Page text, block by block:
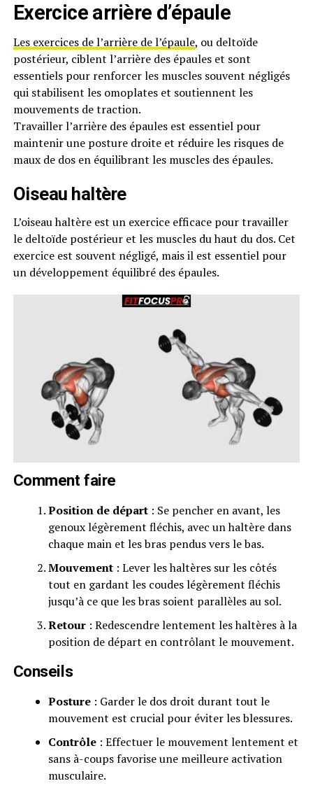
Exercice arrière d’épaule
Les exercices de l’arrière de l’épaule, ou deltoïde
postérieur, ciblent l’arrière des épaules et sont
essentiels pour renforcer les muscles souvent négligés
qui stabilisent les omoplates et soutiennent les
mouvements de traction.
Travailler l’arrière des épaules est essentiel pour
maintenir une posture droite et réduire les risques de
maux de dos en équilibrant les muscles des épaules.
Oiseau haltère
L’oiseau haltère est un exercice efficace pour travailler
le deltoïde postérieur et les muscles du haut du dos. Cet
exercice est souvent négligé, mais il est essentiel pour
un développement équilibré des épaules.
Comment faire
Position de départ: Se pencher en avant, les
genoux légèrement fléchis, avec un haltère dans
chaque main et les bras pendus vers le bas.
Mouvement: Lever les haltères sur les côtés
tout en gardant les coudes légèrement fléchis
jusqu’à ce que les bras soient parallèles au sol.
Retour: Redescendre lentement les haltères à la
position de départ en contrôlant le mouvement.
Conseils
Posture: Garder le dos droit durant tout le
mouvement est crucial pour éviter les blessures.
Contrôle: Effectuer le mouvement lentement et
sans à-coups favorise une meilleure activation
musculaire.